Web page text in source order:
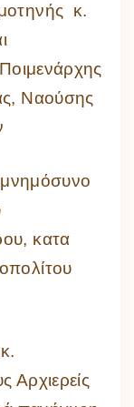
κ.
Ναούσης
μνημόσυνο
κατα
Αρχιερείς